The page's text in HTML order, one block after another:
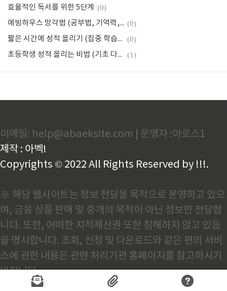
효율적인 독서를 위한 5단계 (0)
에빙하우스 망각법 (공부법, 기억력, 최신활용) (0)
짧은 시간에 성적 올리기 (집중 학습, 효율적 복습) (0)
초등학생 성적 올리는 비법 (기초 다지기, 독서법) (1)
이메일: help@abaeksite.com | 운영자 :아로스1
제작 : 아벡!
Copyrights © 2022 All Rights Reserved by !!!.
※ 해당 웹사이트는 정보 전달을 목적으로 운영하고 있으
며, 금융 상품 판매 및 중개의 목적이 아닌 정보만 전달합
니다. 또한, 어떠한 지적재산권 또한 침해하지 않고 있음
을 명시합니다. 조회, 신청 및 다운로드와 같은 편의 서비
스에 관한 내용은 관련 처리기관 홈페이지를 참고하시기
바랍니다.